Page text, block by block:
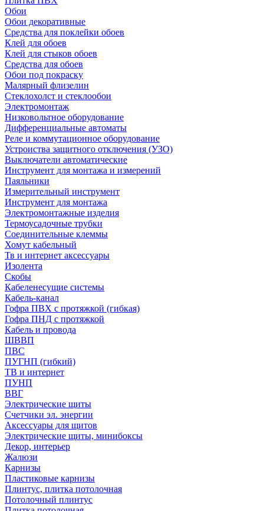
Обои
Обои декоративные
Средства для поклейки обоев
Клей для обоев
Клей для стыков обоев
Средства для обоев
Обои под покраску
Малярный флизелин
Стеклохолст и стеклообои
Электромонтаж
Низковольтное оборудование
Дифференциальные автоматы
Реле и коммутационное оборудование
Устроиства защитного отключения (УЗО)
Выключатели автоматические
Инструмент для монтажа и измерений
Паяльники
Измерительный инструмент
Инструмент для монтажа
Электромонтажные изделия
Термоусадочные трубки
Соединительные клеммы
Хомут кабельный
Тв и интернет аксессуары
Изолента
Скобы
Кабеленесущие системы
Кабель-канал
Гофра ПВХ с протяжкой (гибкая)
Гофра ПНД с протяжкой
Кабель и провода
ШВВП
ПВС
ПУГНП (гибкий)
ТВ и интернет
ПУНП
ВВГ
Электрические щиты
Счетчики эл. энергии
Аксессуары для щитов
Электрические щиты, минибоксы
Декор, интерьер
Жалюзи
Карнизы
Пластиковые карнизы
Плинтус, плитка потолочная
Потолочный плинтус